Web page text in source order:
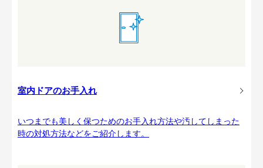
室内ドアのお手入れ
いつまでも美しく保つためのお手入れ方法や汚してしまった
時の対処方法などをご紹介します。